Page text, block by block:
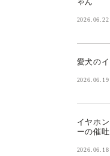
2026.06.22
愛犬の
2026.06.19
イヤホ
ーの催
2026.06.18